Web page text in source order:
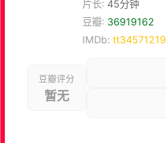
片长: 45分钟
豆瓣: 36919162
IMDb: tt34571219
豆瓣评分
暂无